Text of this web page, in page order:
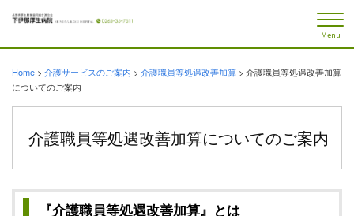
Menu
Home > 介護サービスのご案内 > 介護職員等処遇改善加算 > 介護職員等処遇改善加算
についてのご案内
介護職員等処遇改善加算についてのご案内
『介護職員等処遇改善加算』とは